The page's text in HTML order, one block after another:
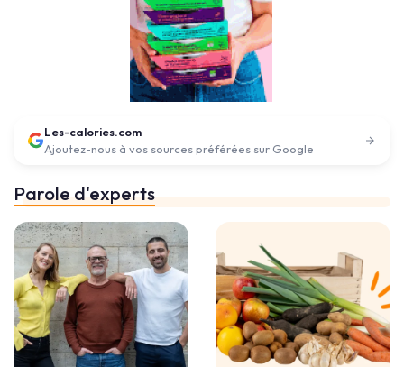
Les-calories.com
Ajoutez-nous à vos sources préférées sur Google
Parole d'experts